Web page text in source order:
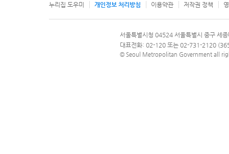
누리집 도우미 개인정보 처리방침 이용약관 저작권 정책
문의 전화번호 120, 120 다산콜재단
서울특별시청 04524 서울특별시 중구 세
대표전화: 02-120 또는 02-731-2120
© Seoul Metropolitan Government all